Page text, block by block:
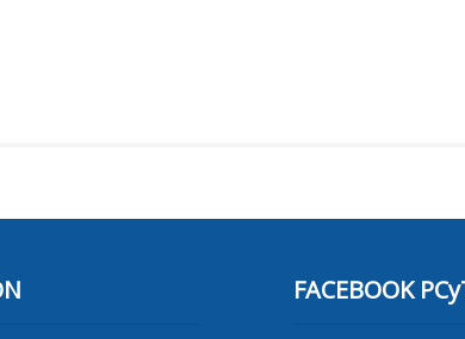
FACEBOOK